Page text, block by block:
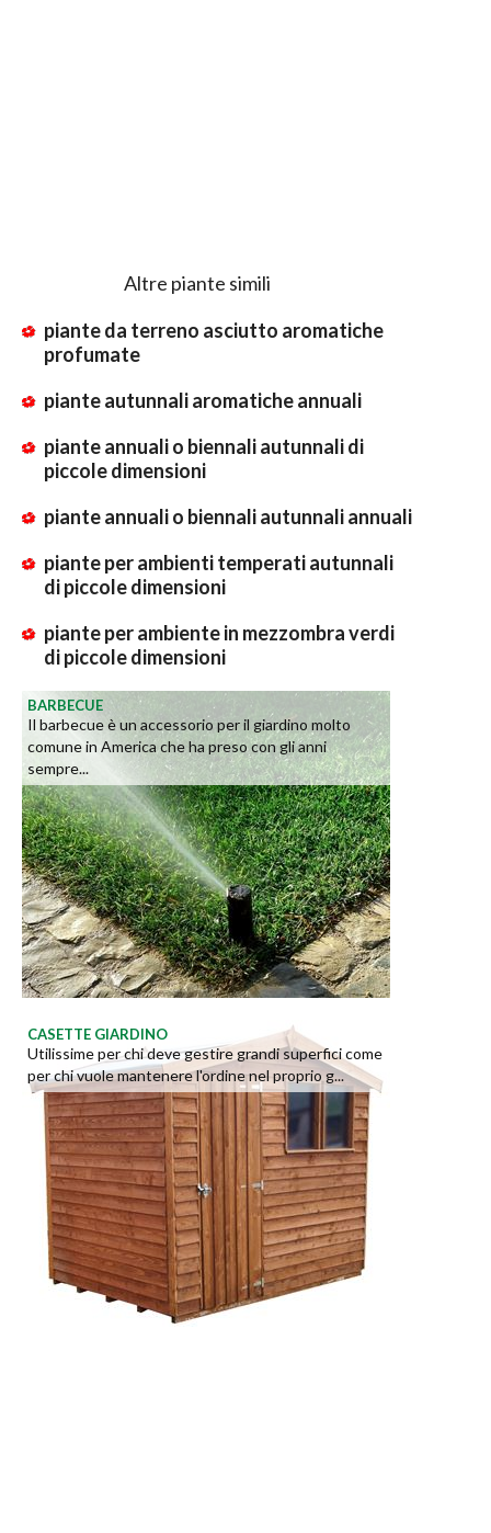
Altre piante simili
piante da terreno asciutto aromatiche
profumate
piante autunnali aromatiche annuali
piante annuali o biennali autunnali di
piccole dimensioni
piante annuali o biennali autunnali annuali
piante per ambienti temperati autunnali
di piccole dimensioni
piante per ambiente in mezzombra verdi
di piccole dimensioni
BARBECUE
Il barbecue è un accessorio per il giardino molto
comune in America che ha preso con gli anni
sempre...
CASETTE GIARDINO
Utilissime per chi deve gestire grandi superfici come
per chi vuole mantenere l'ordine nel proprio g...